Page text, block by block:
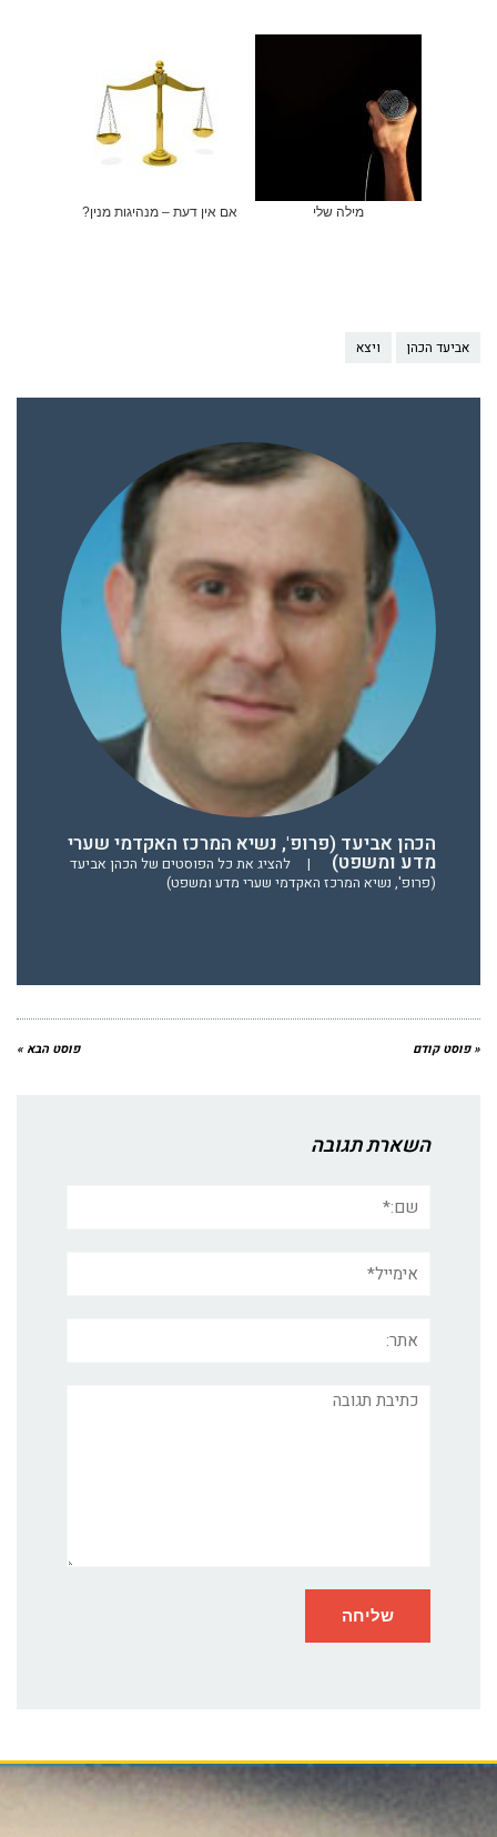
מילה שלי אם אין דעת – מנהיגות מנין?
אביעד הכהן ויצא
הכהן אביעד (פרופ', נשיא המרכז האקדמי שערי
מדע ומשפט) |
להציג את כל הפוסטים של הכהן אביעד
(פרופ', נשיא המרכז האקדמי שערי מדע ומשפט)
« פוסט קודם פוסט הבא »
השארת תגובה
תגובה